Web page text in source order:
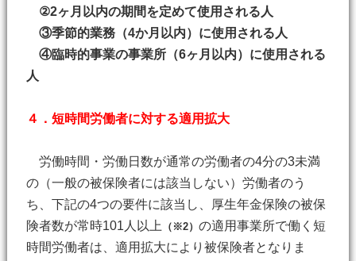
②2ヶ月以内の期間を定めて使用される人
③季節的業務（4か月以内）に使用される人
④臨時的事業の事業所（6ヶ月以内）に使用される
人
４．短時間労働者に対する適用拡大
労働時間・労働日数が通常の労働者の4分の3未満
の（一般の被保険者には該当しない）労働者のう
ち、下記の4つの要件に該当し、厚生年金保険の被保
険者数が常時101人以上
（※2） の適用事業所で働く短
時間労働者は、適用拡大により被保険者となりま